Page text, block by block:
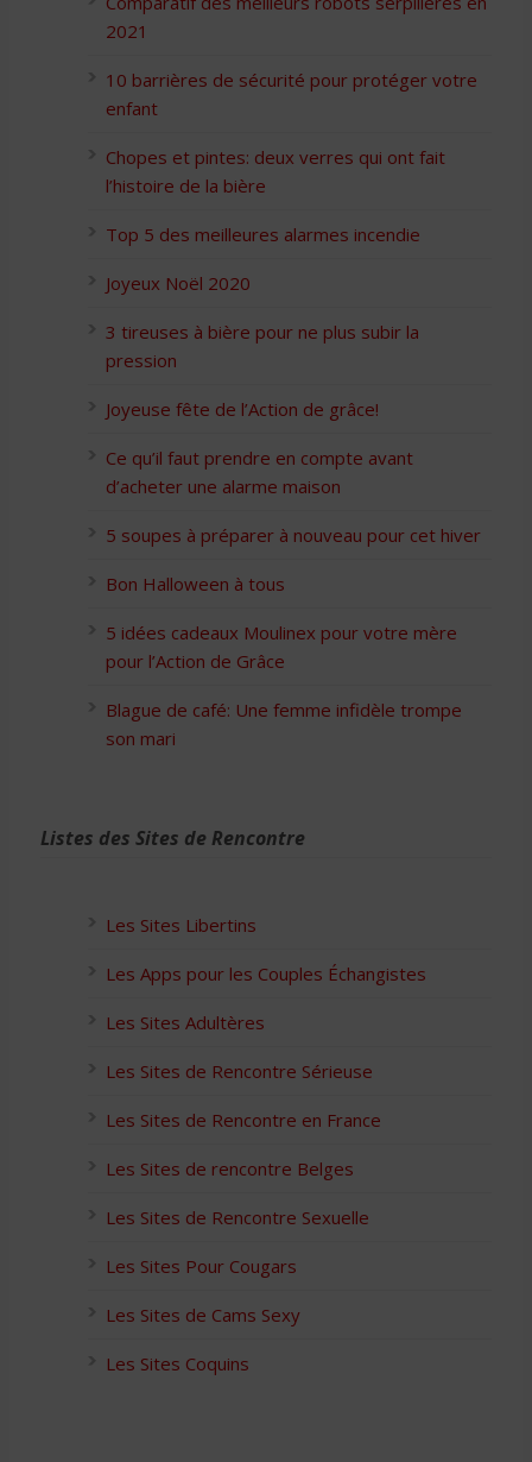
2021
10 barrières de sécurité pour protéger votre
enfant
Chopes et pintes: deux verres qui ont fait
l’histoire de la bière
Top 5 des meilleures alarmes incendie
Joyeux Noël 2020
3 tireuses à bière pour ne plus subir la
pression
Joyeuse fête de l’Action de grâce!
Ce qu’il faut prendre en compte avant
d’acheter une alarme maison
5 soupes à préparer à nouveau pour cet hiver
Bon Halloween à tous
5 idées cadeaux Moulinex pour votre mère
pour l’Action de Grâce
Blague de café: Une femme infidèle trompe
son mari
Listes des Sites de Rencontre
Les Sites Libertins
Les Apps pour les Couples Échangistes
Les Sites Adultères
Les Sites de Rencontre Sérieuse
Les Sites de Rencontre en France
Les Sites de rencontre Belges
Les Sites de Rencontre Sexuelle
Les Sites Pour Cougars
Les Sites de Cams Sexy
Les Sites Coquins